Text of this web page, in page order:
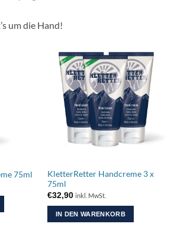
um die Hand!
75ml
KletterRetter Handcreme 3 x
75ml
€32,90 inkl. MwSt.
IN DEN WARENKORB